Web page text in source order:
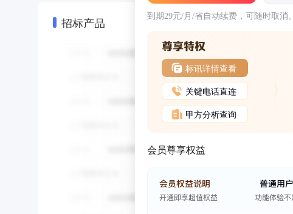
招标产品 到期29元/月/省自动续费，可随时取消。
标讯详情查看
关键电话直连
甲方分析查询
会员尊享权益